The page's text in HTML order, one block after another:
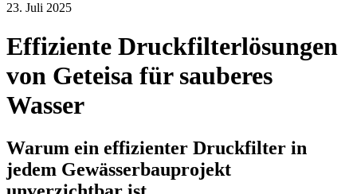
23. Juli 2025
Effiziente Druckfilterlösungen
von Geteisa für sauberes
Wasser
Warum ein effizienter Druckfilter in
jedem Gewässerbauprojekt